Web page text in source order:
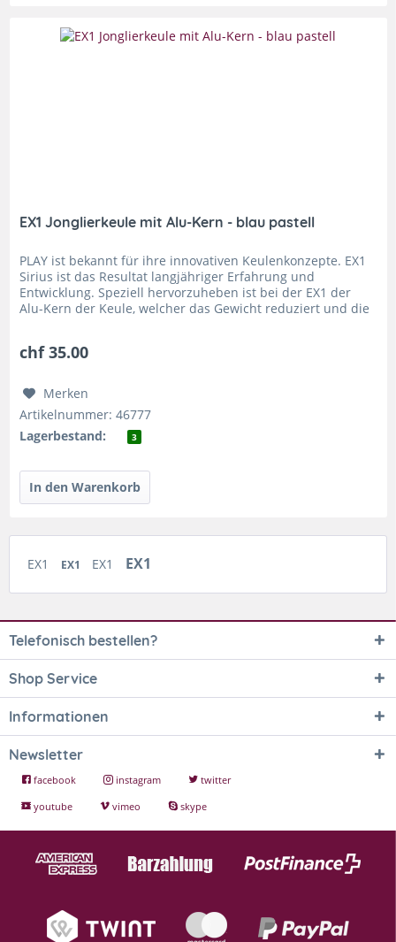
EX1 Jonglierkeule mit Alu-Kern - blau pastell
PLAY ist bekannt für ihre innovativen Keulenkonzepte. EX1
Sirius ist das Resultat langjähriger Erfahrung und
Entwicklung. Speziell hervorzuheben ist bei der EX1 der
Alu-Kern der Keule, welcher das Gewicht reduziert und die
chf 35.00
Merken
Artikelnummer: 46777
Lagerbestand:
3
EX1 EX1 EX1 EX1
Telefonisch bestellen?
Shop Service
Informationen
Newsletter
facebook instagram
twitter
youtube
vimeo skype